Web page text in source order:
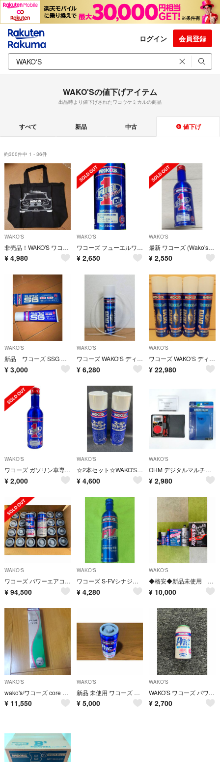
ログイン 会員登録
WAKO'Sの値下げアイテム
出品時より値下げされたワコウケミカルの商品
すべて 新品 中古 値下げ
約300件中 1 - 36件
WAKO'S
非売品！WAKO'S ワコーズ トートバッグ スーパーGT RC-F ブラック
¥ 4,980
WAKO'S
ワコーズ フューエルワン 燃料添加剤
¥ 2,650
WAKO'S
最新 ワコーズ (Wako's) フューエルワン F102 ガソリン車用 清浄剤
¥ 2,550
WAKO'S
新品 ワコーズ SSG スーパーシリコーングリース チューブ シリコングリ
¥ 3,000
WAKO'S
ワコーズ WAKO‘S ディーゼルツー DIESEL2 DPF用洗浄剤 1本
¥ 6,280
WAKO'S
ワコーズ WAKO‘S ディーゼルツー DIESEL2 DPF用洗浄剤 4本
¥ 22,980
WAKO'S
ワコーズ ガソリン車専用 フューエルワン F102 燃料添加剤 150ml 1本
¥ 2,000
WAKO'S
☆2本セット☆WAKO'S☆スーパータイヤコート☆ワコーズ
¥ 4,600
WAKO'S
OHM デジタルマルチテスター TDR-201 薄型 金メッキテストリード採用
¥ 2,980
WAKO'S
ワコーズ パワーエアコンプラス wako's PAC 134
¥ 94,500
WAKO'S
ワコーズ S-FVシナジー E135
¥ 4,280
WAKO'S
◆格安◆新品未使用 ワコ－ズ製品3点入り ケミカル類全6点セット
¥ 10,000
WAKO'S
wako's/ワコーズ core 番:cr701
¥ 11,550
WAKO'S
新品 未使用 ワコーズ A053 パワーエアコン134 WAKO'S 和光ケミカル エアコンガス 冷媒 カーエアコン 添加剤
¥ 5,000
WAKO'S
WAKO'S ワコーズ パワーエアコン PAC A050 R134a専用 50ml
¥ 2,700